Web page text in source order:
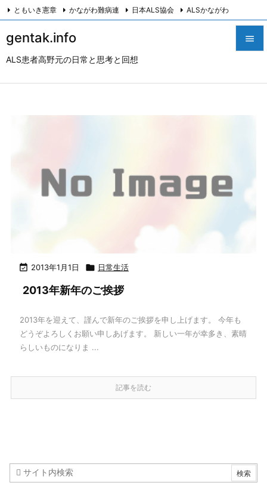
gentak.info
ALS患者高野元の日常と思考と回想


ともいき憲章 かながわ難病連 日本ALS協会 ALSかながわ
 2013年1月1日  日常生活
2013年新年のご挨拶
2013年を迎えて、謹んで新年のご挨拶を申し上げます。 今年も
どうぞよろしくお願い申しあげます。 新しい一年が幸多き、素晴
らしいものになりま ...
記事を読む